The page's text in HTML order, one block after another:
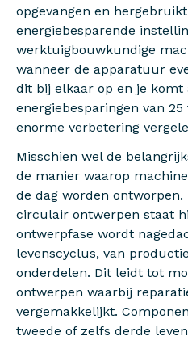
opgevangen en
energiebesparende
werktuigbouwkundige
wanneer de apparatuur
dit bij elkaar op en je komt
energiebesparingen van
enorme verbetering
Misschien wel de
de manier waarop
de dag worden ontworpen.
circulair ontwerpen staat
ontwerpfase wordt
levenscyclus, van
onderdelen. Dit leidt tot
ontwerpen waarbij
vergemakkelijkt.
tweede of zelfs derde